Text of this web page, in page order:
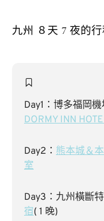
九州 ８天 7 夜的行
Day1：博多福岡
DORMY INN
Day2： 熊本城＆
室
Day3：九州橫斷
宿( 1 晚)